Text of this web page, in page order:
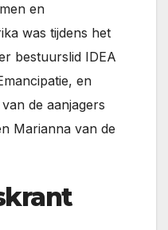
en
was tijdens het
bestuurslid IDEA
en
de aanjagers
Marianna van de